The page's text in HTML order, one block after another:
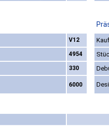
V12
4954
330
6000